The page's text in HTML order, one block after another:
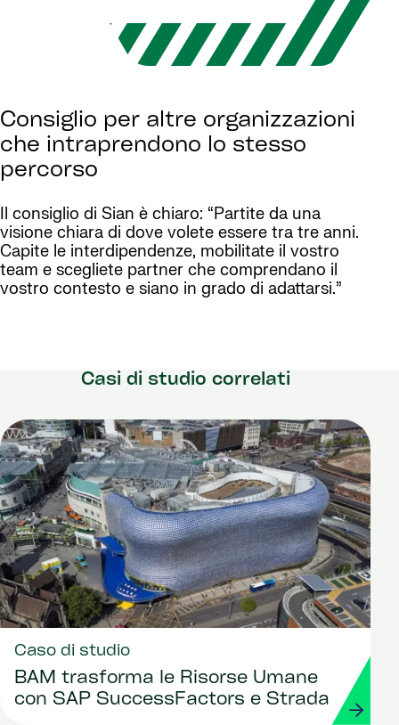
Consiglio per altre organizzazioni
che intraprendono lo stesso
percorso
Il consiglio di Sian è chiaro: “Partite da una
visione chiara di dove volete essere tra tre anni.
Capite le interdipendenze, mobilitate il vostro
team e scegliete partner che comprendano il
vostro contesto e siano in grado di adattarsi.”
Casi di studio correlati
Caso di studio
BAM trasforma le Risorse Umane
con SAP SuccessFactors e Strada